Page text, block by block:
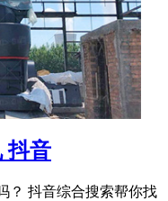
抖音
？ 抖音综合搜索帮你找